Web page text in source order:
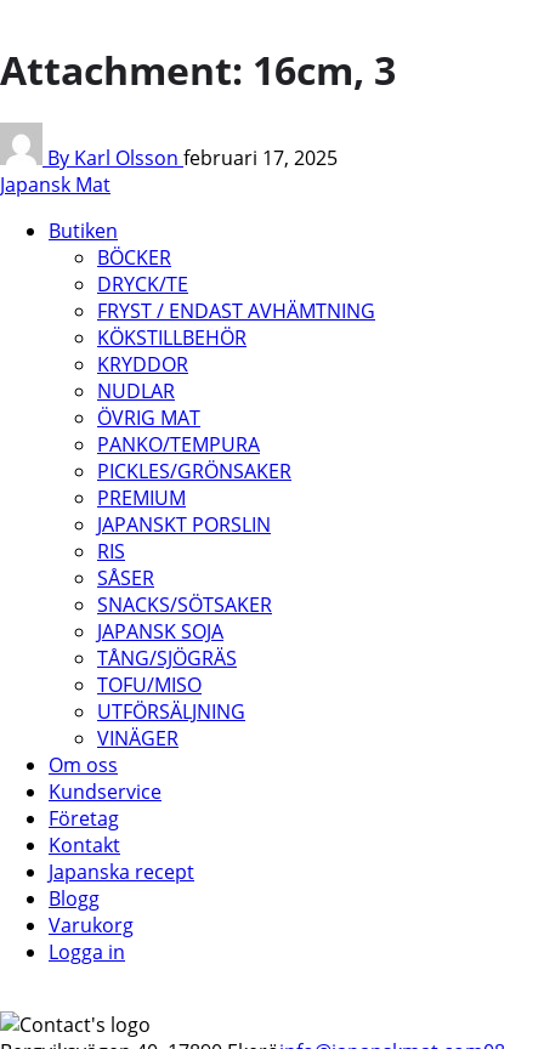
Attachment: 16cm, 3
By Karl Olsson februari 17, 2025
Japansk Mat
Butiken
BÖCKER
DRYCK/TE
FRYST / ENDAST AVHÄMTNING
KÖKSTILLBEHÖR
KRYDDOR
NUDLAR
ÖVRIG MAT
PANKO/TEMPURA
PICKLES/GRÖNSAKER
PREMIUM
JAPANSKT PORSLIN
RIS
SÅSER
SNACKS/SÖTSAKER
JAPANSK SOJA
TÅNG/SJÖGRÄS
TOFU/MISO
UTFÖRSÄLJNING
VINÄGER
Om oss
Kundservice
Företag
Kontakt
Japanska recept
Blogg
Varukorg
Logga in